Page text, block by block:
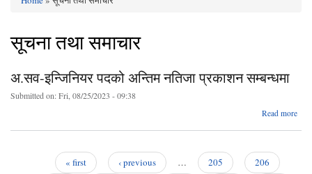
You are here
सूचना तथा समाचार
अ.सव-इन्जिनियर पदको अन्तिम नतिजा प्रकाशन सम्बन्धमा
Submitted on:Fri, 08/25/2023 - 09:38
Read more
« first ‹ previous … 205
206